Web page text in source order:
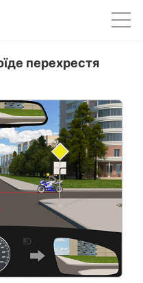
перехрестя